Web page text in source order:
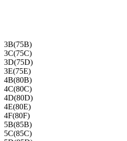
3B(75B)
3C(75C)
3D(75D)
3E(75E)
4B(80B)
4C(80C)
4D(80D)
4E(80E)
4F(80F)
5B(85B)
5C(85C)